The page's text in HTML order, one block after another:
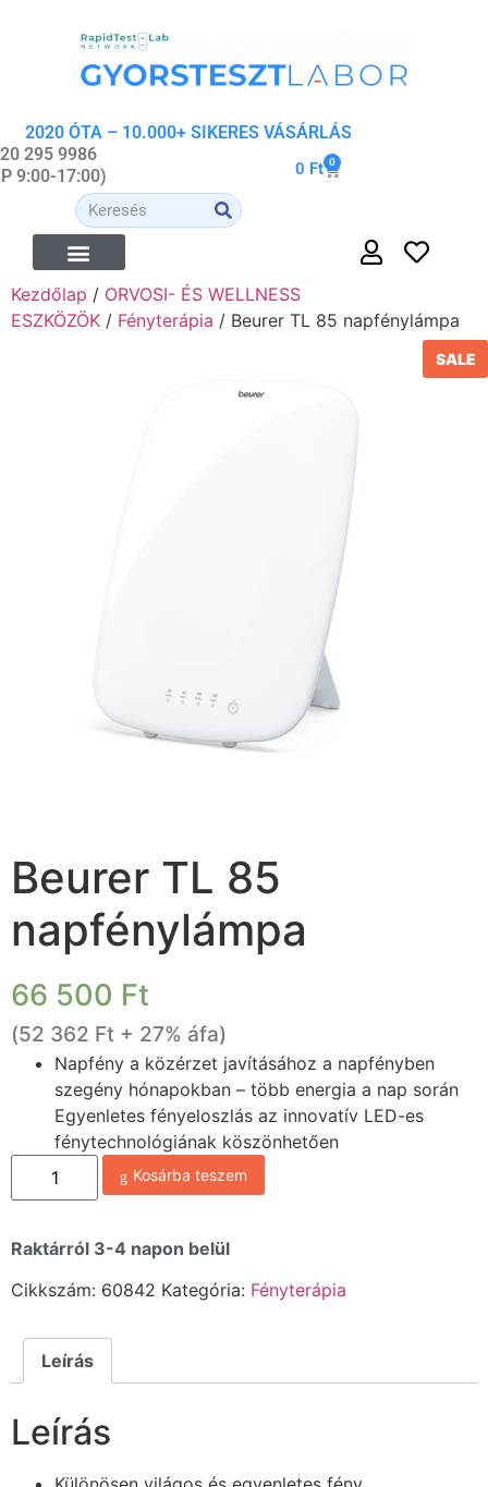
2020 ÓTA – 10.000+ SIKERES VÁSÁRLÁS
295 9986
9:00-17:00)
0 Ft 0
Kezdőlap / ORVOSI- ÉS WELLNESS
ESZKÖZÖK / Fényterápia / Beurer TL 85 napfénylámpa
SALE
Beurer TL 85
napfénylámpa
66 500 Ft
(52 362 Ft + 27% áfa)
Napfény a közérzet javításához a napfényben
szegény hónapokban – több energia a nap során
Egyenletes fényeloszlás az innovatív LED-es
fénytechnológiának köszönhetően
Kosárba teszem
Raktárról 3-4 napon belül
Cikkszám: 60842 Kategória: Fényterápia
Leírás
Leírás